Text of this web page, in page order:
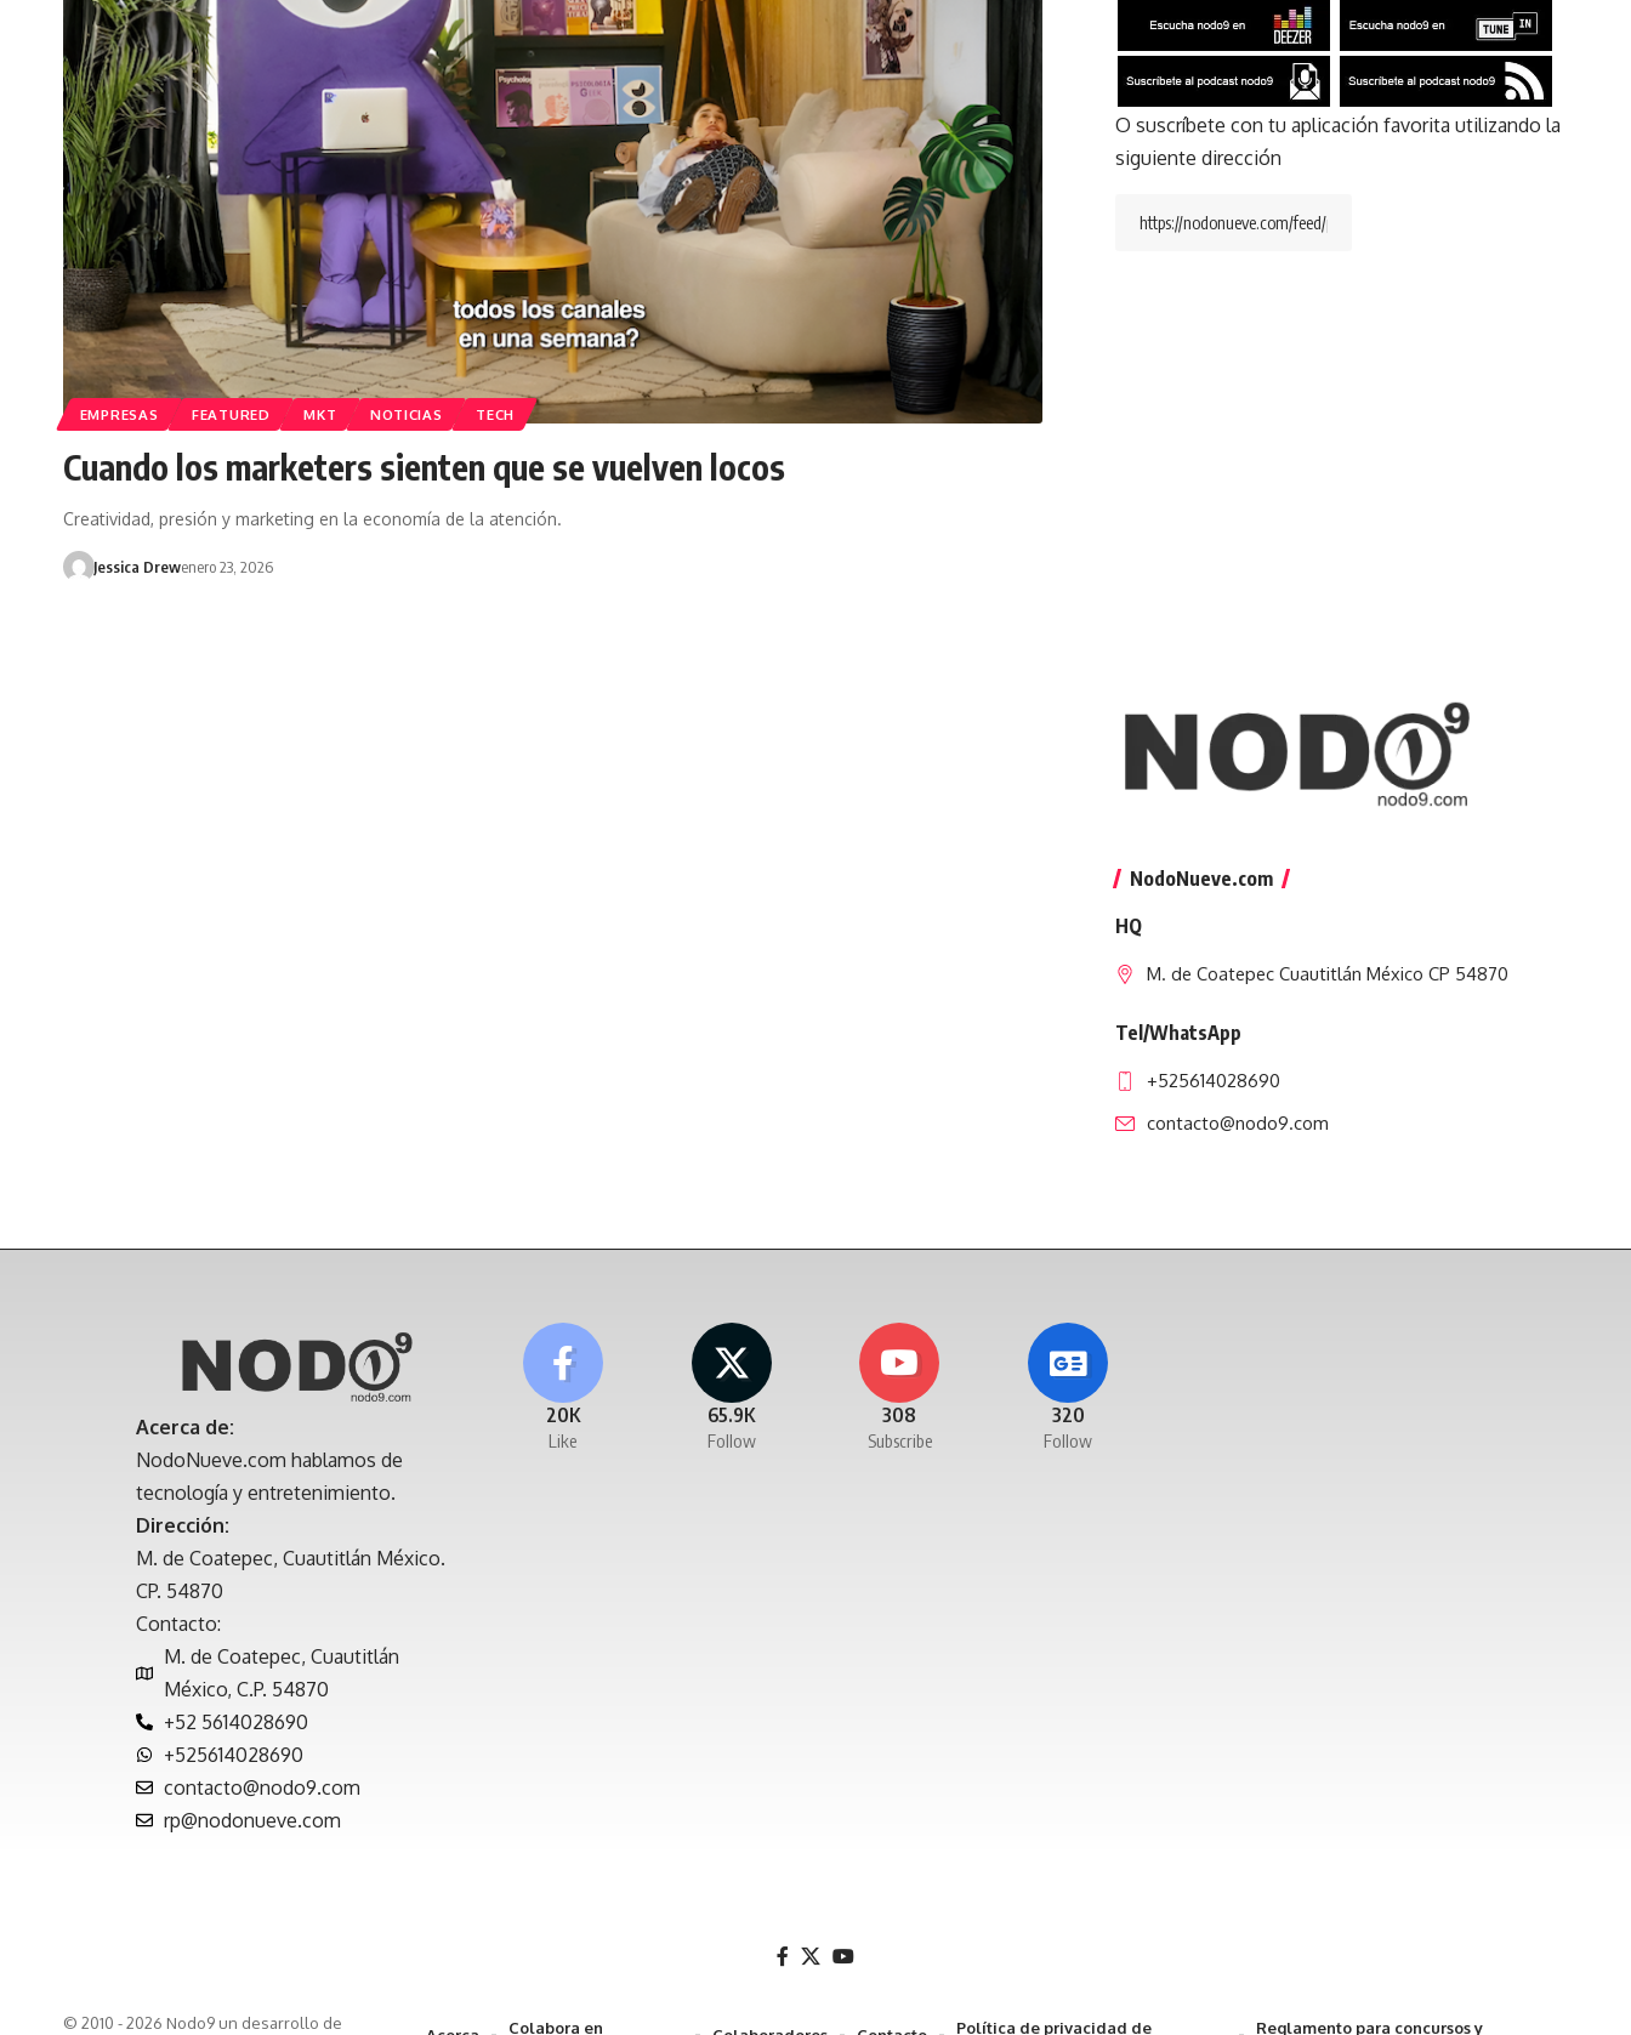
EMPRESAS FEATURED MKT NOTICIAS TECH
Cuando los marketers sienten que se vuelven locos
Creatividad, presión y marketing en la economía de la atención.
Jessica Drewenero 23, 2026
O suscríbete con tu aplicación favorita utilizando la
siguiente dirección
NodoNueve.com
HQ
M. de Coatepec Cuautitlán México CP 54870
Tel/WhatsApp
+525614028690
contacto@nodo9.com
Acerca de:
NodoNueve.com hablamos de
tecnología y entretenimiento.
Dirección:
M. de Coatepec, Cuautitlán México.
CP. 54870
Contacto:
M. de Coatepec, Cuautitlán
México, C.P. 54870
+52 5614028690
+525614028690
contacto@nodo9.com
rp@nodonueve.com
20K
Like
65.9K
Follow
308
Subscribe
320
Follow
© 2010 - 2026 Nodo9 un desarrollo de
Colabora en
Política de privacidad de
Reglamento para concursos y